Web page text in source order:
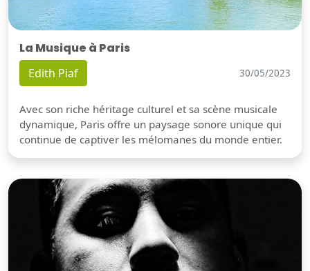
La Musique à Paris
Edith Piaf 30/05/2023
Avec son riche héritage culturel et sa scène musicale
dynamique, Paris offre un paysage sonore unique qui
continue de captiver les mélomanes du monde entier.